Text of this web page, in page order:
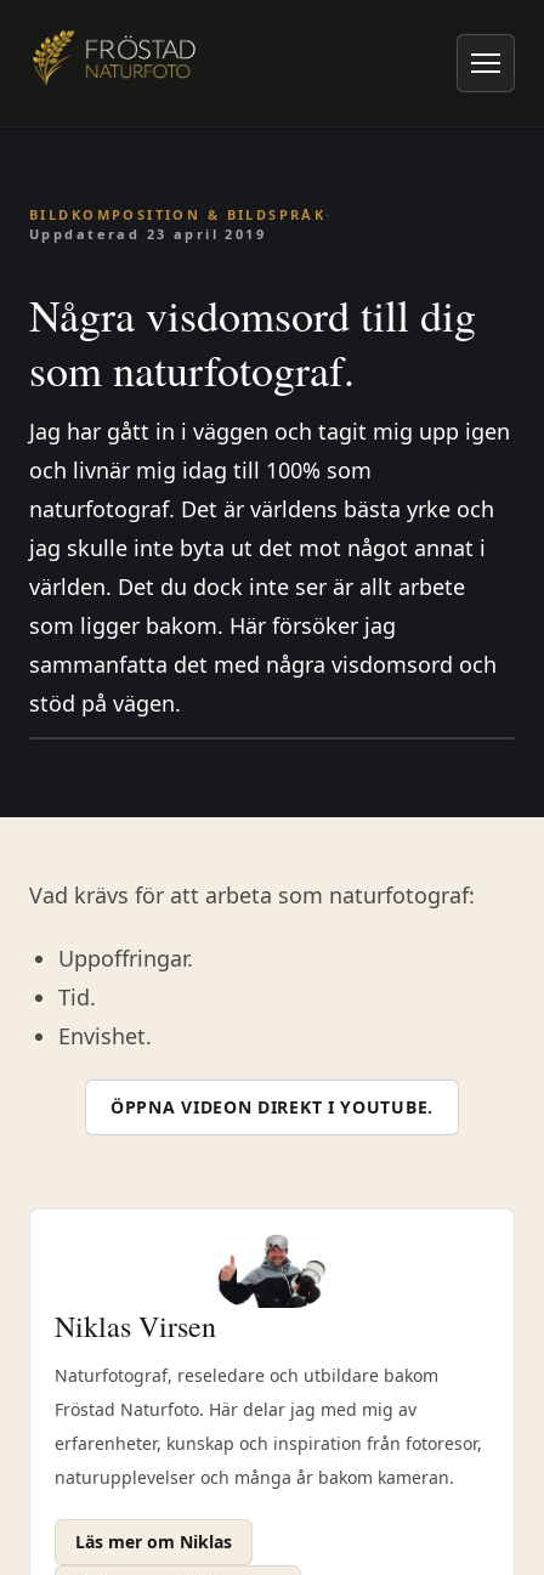
Artiklar om naturfoto
Bildkomposition & Bildspråk
Några visdomsord till dig som naturfotograf.
BILDKOMPOSITION & BILDSPRÅK ·
Uppdaterad 23 april 2019
Några visdomsord till dig
som naturfotograf.
Jag har gått in i väggen och tagit mig upp igen
och livnär mig idag till 100% som
naturfotograf. Det är världens bästa yrke och
jag skulle inte byta ut det mot något annat i
världen. Det du dock inte ser är allt arbete
som ligger bakom. Här försöker jag
sammanfatta det med några visdomsord och
stöd på vägen.
Vad krävs för att arbeta som naturfotograf:
Uppoffringar.
Tid.
Envishet.
ÖPPNA VIDEON DIREKT I YOUTUBE.
Niklas Virsen
Naturfotograf, reseledare och utbildare bakom
Fröstad Naturfoto. Här delar jag med mig av
erfarenheter, kunskap och inspiration från fotoresor,
naturupplevelser och många år bakom kameran.
Läs mer om Niklas